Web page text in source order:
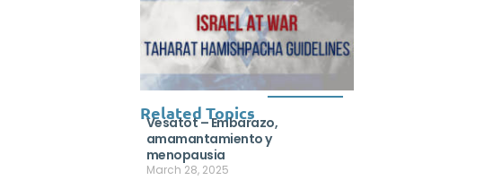
Related Topics
Vesatot – Embarazo,
amamantamiento y
menopausia
March 28, 2025